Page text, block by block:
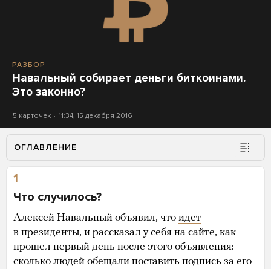
РАЗБОР
Навальный собирает деньги биткоинами.
Это законно?
5 карточек 11:34, 15 декабря 2016
ОГЛАВЛЕНИЕ
1
Что случилось?
Алексей Навальный объявил, что идет
в президенты, и рассказал у себя на сайте, как
прошел первый день после этого объявления:
сколько людей обещали поставить подпись за его